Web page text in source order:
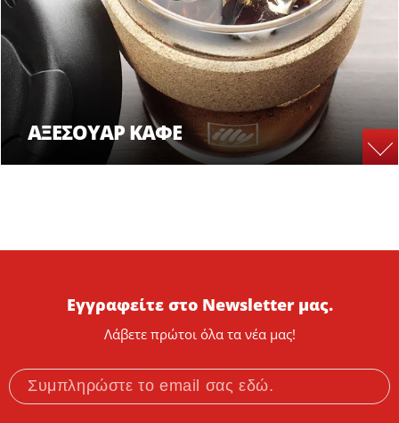
ΑΞΕΣΟΥΑΡ ΚΑΦΕ
Εγγραφείτε στο Newsletter μας.
Λάβετε πρώτοι όλα τα νέα μας!